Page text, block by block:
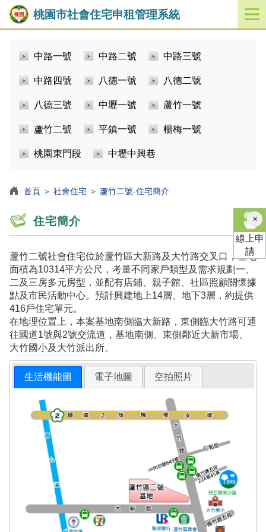
桃園市社會住宅申租管理系統
開
啟
中路一號 中路二號 中路三號
中路四號 八德一號 八德二號
八德三號 中壢一號 蘆竹一號
蘆竹二號 平鎮一號 楊梅一號
桃園東門段 中壢中興巷
首頁 ＞ 社會住宅 ＞ 蘆竹二號-住宅簡介
住宅簡介
蘆竹二號社會住宅位於蘆竹區大新路及大竹路交叉口，基地
面積為10314平方公尺，考量不同家戶類型及需求規劃一、
二及三房多元房型，並配有店鋪、親子館、社區照顧關懷據
點及市民活動中心。預計興建地上14層、地下3層，約提供
416戶住宅單元。
在地理位置上，本案基地南側臨大新路，東側臨大竹路可通
往國道1號與2號交流道，基地南側、東側鄰近大新市場、
大竹國小及大竹派出所。
生活機能圖 電子地圖 空拍照片
×關
閉
線上申
請